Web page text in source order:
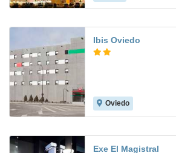
Ibis Oviedo
Oviedo
Exe El Magistral